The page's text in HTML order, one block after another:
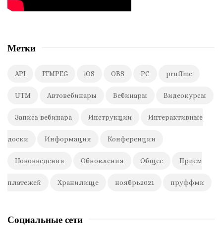
Метки
API FFMPEG iOS OBS PC pruffme
UTM Автовебинары Вебинары Видеокурсы
Запись вебинара Инструкции Интерактивные
доски Информация Конференции
Нововведения Обновления Общее Прием
платежей Хранилище ноябрь2021 пруффми
Социальные сети